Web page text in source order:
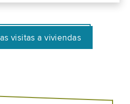
visitas a viviendas